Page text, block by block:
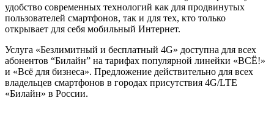
удобство современных технологий как для продвинутых
пользователей смартфонов, так и для тех, кто только
открывает для себя мобильный Интернет.
Услуга «Безлимитный и бесплатный 4G» доступна для всех
абонентов “Билайн” на тарифах популярной линейки «ВСЁ!»
и «Всё для бизнеса». Предложение действительно для всех
владельцев смартфонов в городах присутствия 4G/LTE
«Билайн» в России.